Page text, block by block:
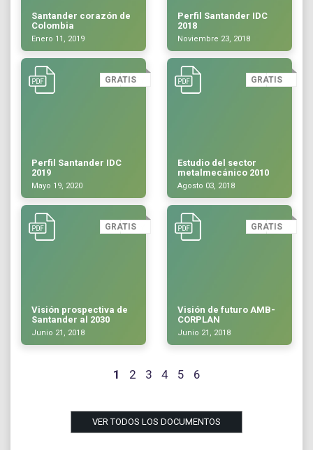
Santander corazón de
Colombia
Enero 11, 2019
Perfil Santander IDC
2018
Noviembre 23, 2018
GRATIS
Perfil Santander IDC
2019
Mayo 19, 2020
GRATIS
Estudio del sector
metalmecánico 2010
Agosto 03, 2018
GRATIS
Visión prospectiva de
Santander al 2030
Junio 21, 2018
GRATIS
Visión de futuro AMB-
CORPLAN
Junio 21, 2018
1 2 3 4 5 6
VER TODOS LOS DOCUMENTOS